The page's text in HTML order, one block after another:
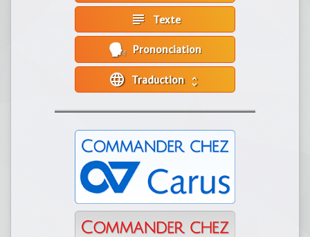
subject Texte
Prononciation
language unfold_more